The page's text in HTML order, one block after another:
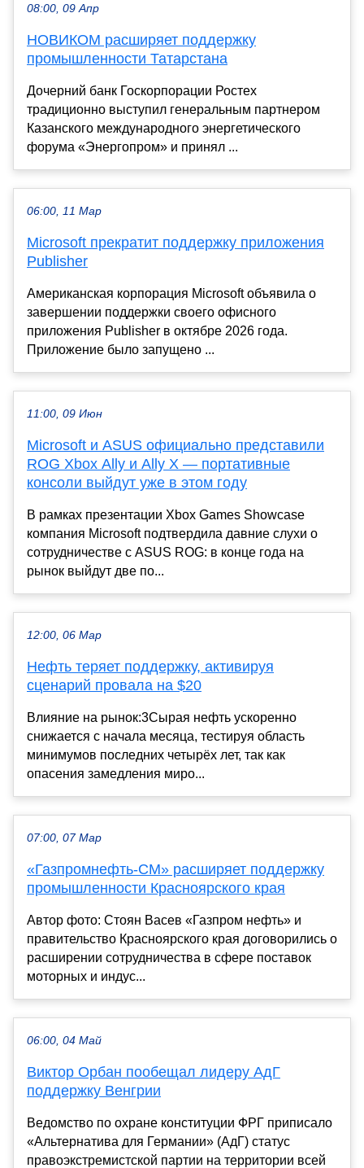
08:00, 09 Апр
НОВИКОМ расширяет поддержку
промышленности Татарстана
Дочерний банк Госкорпорации Ростех
традиционно выступил генеральным партнером
Казанского международного энергетического
форума «Энергопром» и принял ...
06:00, 11 Мар
Microsoft прекратит поддержку приложения
Publisher
Американская корпорация Microsoft объявила о
завершении поддержки своего офисного
приложения Publisher в октябре 2026 года.
Приложение было запущено ...
11:00, 09 Июн
Microsoft и ASUS официально представили
ROG Xbox Ally и Ally X — портативные
консоли выйдут уже в этом году
В рамках презентации Xbox Games Showcase
компания Microsoft подтвердила давние слухи о
сотрудничестве с ASUS ROG: в конце года на
рынок выйдут две по...
12:00, 06 Мар
Нефть теряет поддержку, активируя
сценарий провала на $20
Влияние на рынок:3Сырая нефть ускоренно
снижается с начала месяца, тестируя область
минимумов последних четырёх лет, так как
опасения замедления миро...
07:00, 07 Мар
«Газпромнефть-СМ» расширяет поддержку
промышленности Красноярского края
Автор фото: Стоян Васев «Газпром нефть» и
правительство Красноярского края договорились о
расширении сотрудничества в сфере поставок
моторных и индус...
06:00, 04 Май
Виктор Орбан пообещал лидеру АдГ
поддержку Венгрии
Ведомство по охране конституции ФРГ приписало
«Альтернатива для Германии» (АдГ) статус
правоэкстремистской партии на территории всей